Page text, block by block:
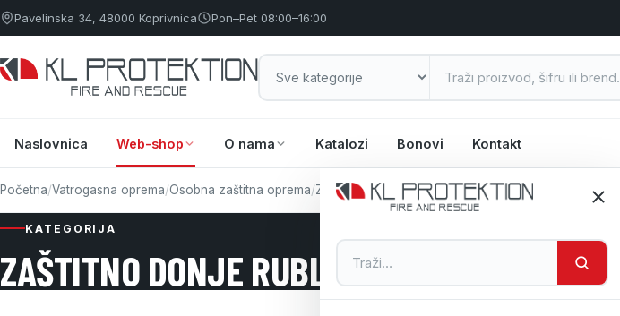
Pavelinska 34, 48000 Koprivnica Pon–Pet 08:00–16:00
Naslovnica Web-shop O nama Katalozi Bonovi Kontakt
Pretraga
Početna/Vatrogasna oprema/Osobna zaštitna oprema/Zaštitno donje rublje
KATEGORIJA
ZAŠTITNO DONJE RUBLJE